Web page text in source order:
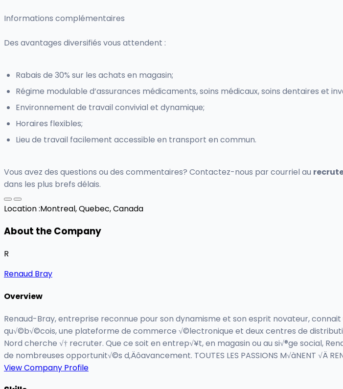
Informations complémentaires
Des avantages diversifiés vous attendent :
Rabais de 30% sur les achats en magasin;
Régime modulable d’assurances médicaments, soins médicaux, soins dentaires et
Environnement de travail convivial et dynamique;
Horaires flexibles;
Lieu de travail facilement accessible en transport en commun.
Vous avez des questions ou des commentaires? Contactez-nous par courriel au
dans les plus brefs délais.
Location :Montreal, Quebec, Canada
About the Company
R
Renaud Bray
Overview
Renaud-Bray, entreprise reconnue pour son dynamisme et son esprit novateur,
qu√©b√©cois, une plateforme de commerce √©lectronique et deux centres de
Nord cherche √† recruter. Que ce soit en entrep√¥t, en magasin ou au si√®ge social,
de nombreuses opportunit√©s d‚Äôavancement. TOUTES LES PASSIONS M√àNENT √Ä
View Company Profile